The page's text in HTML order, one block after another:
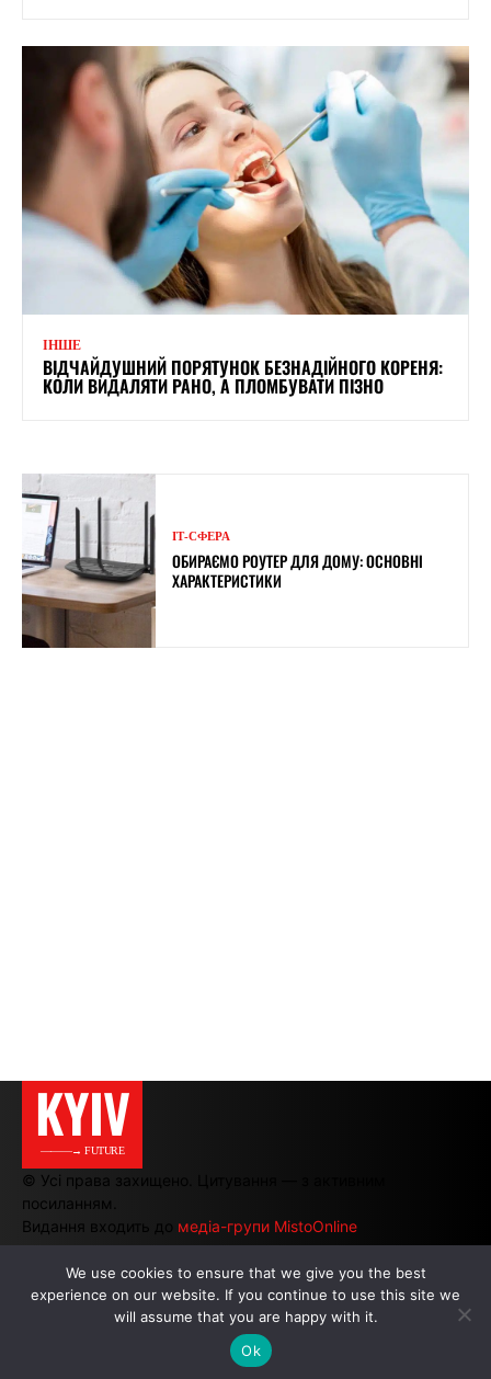
ІНШЕ
ВІДЧАЙДУШНИЙ ПОРЯТУНОК БЕЗНАДІЙНОГО КОРЕНЯ:
КОЛИ ВИДАЛЯТИ РАНО, А ПЛОМБУВАТИ ПІЗНО
ІТ-СФЕРА
ОБИРАЄМО РОУТЕР ДЛЯ ДОМУ: ОСНОВНІ
ХАРАКТЕРИСТИКИ
KYIV
———→ FUTURE
© Усі права захищено. Цитування — з активним
посиланням.
Видання входить до медіа-групи MistoOnline
АВТОРИ | РЕКЛАМА НА САЙТІ
We use cookies to ensure that we give you the best
experience on our website. If you continue to use this site we
will assume that you are happy with it.
Ok